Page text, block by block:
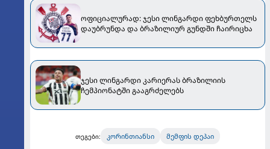
ოფიციალურად: ჯესი ლინგარდი ფეხბურთელს
დაუბრუნდა და ბრაზილიურ გუნდში ჩაირიცხა
ჯესი ლინგარდი კარიერას ბრაზილიის
ჩემპიონატში გააგრძელებს
თეგები: კორინთიანსი მემფის დეპაი